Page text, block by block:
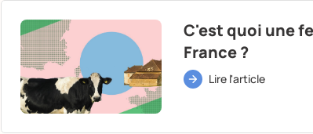
C'est quoi une
France ?
Lire l'article